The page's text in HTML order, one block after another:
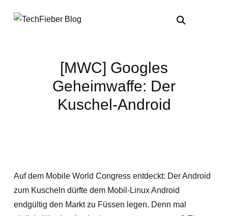
[MWC] Googles
Geheimwaffe: Der
Kuschel-Android
Auf dem Mobile World Congress entdeckt: Der Android
zum Kuscheln dürfte dem Mobil-Linux Android
endgültig den Markt zu Füssen legen. Denn mal